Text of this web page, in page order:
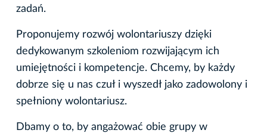
zadań.
Proponujemy rozwój wolontariuszy dzięki
dedykowanym szkoleniom rozwijającym ich
umiejętności i kompetencje. Chcemy, by każdy
dobrze się u nas czuł i wyszedł jako zadowolony i
spełniony wolontariusz.
Dbamy o to, by angażować obie grupy w